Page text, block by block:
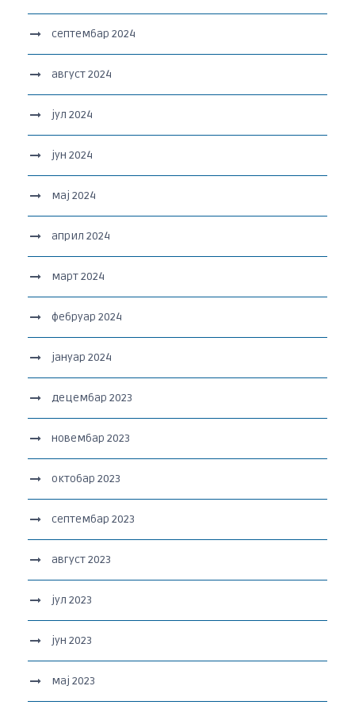
септембар 2024
август 2024
јул 2024
јун 2024
мај 2024
април 2024
март 2024
фебруар 2024
јануар 2024
децембар 2023
новембар 2023
октобар 2023
септембар 2023
август 2023
јул 2023
јун 2023
мај 2023